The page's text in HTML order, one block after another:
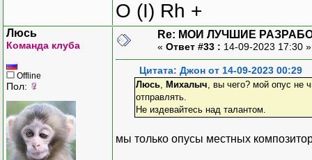
O (I) Rh +
Люсь
Команда клуба
Offline
Пол:
Re: МОИ ЛУЧШИЕ
« Ответ #33 : 14-09-2023 17:30
Цитата: Джон от 14-09-2023 00:29
Люсь, Михалыч , вы чего? мой опус
отправлять.
Не издевайтесь над талантом.
мы только опусы местных